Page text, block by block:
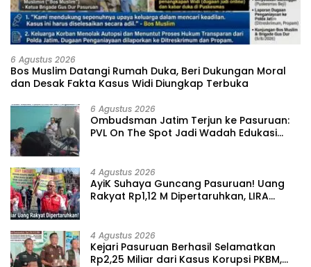
6 Agustus 2026
‎Bos Muslim Datangi Rumah Duka, Beri Dukungan Moral
dan Desak Fakta Kasus Widi Diungkap Terbuka
6 Agustus 2026
‎Ombudsman Jatim Terjun ke Pasuruan:
PVL On The Spot Jadi Wadah Edukasi
4 Agustus 2026
‎AyiK Suhaya Guncang Pasuruan! Uang
Rakyat Rp1,12 M Dipertaruhkan, LIRA
4 Agustus 2026
Kejari Pasuruan Berhasil Selamatkan
Rp2,25 Miliar dari Kasus Korupsi PKBM,